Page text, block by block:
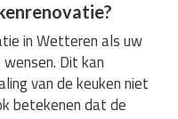
in Wetteren als uw
Dit kan
van de keuken niet
betekenen dat de